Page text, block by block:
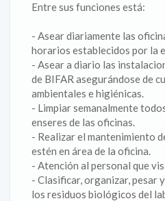
Entre sus funciones está:
- Asear diariamente las
horarios establecidos por la
- Asear a diario las
de BIFAR asegurándose de
ambientales e higiénicas.
- Limpiar semanalmente
enseres de las oficinas.
- Realizar el mantenimiento
estén en área de la oficina.
- Atención al personal que
- Clasificar, organizar, pesar
los residuos biológicos del